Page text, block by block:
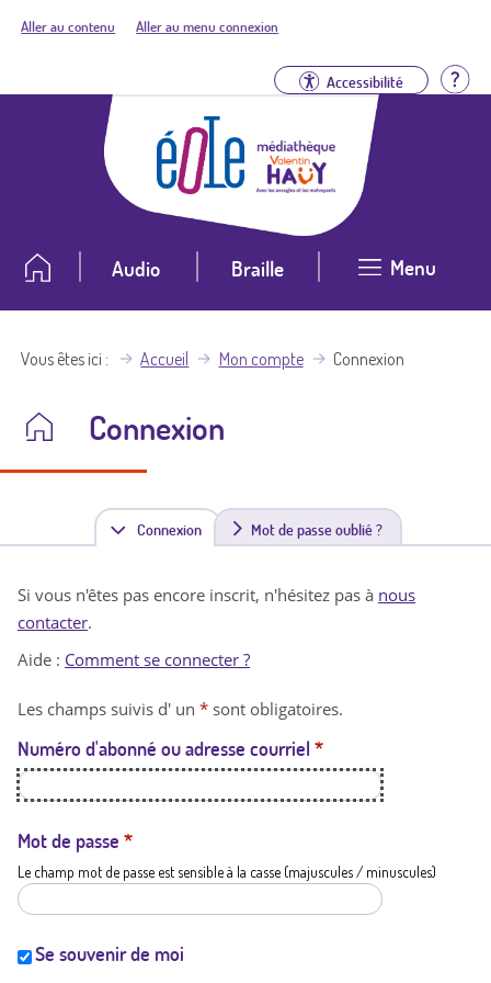
Aller au contenu Aller au menu connexion
Accessibilité
Audio Braille Menu
Vous êtes ici Accueil Mon compte Connexion
Connexion
Connexion(
n
t
a
t
i
Mot de passe oublié ?
Si vous n'êtes pas encore inscrit, n'hésitez pas à nous
contacter.
Aide : Comment se connecter ?
Les champs suivis d' un * sont obligatoires.
Numéro d'abonné ou adresse courriel *
Mot de passe *
Le champ mot de passe est sensible à la casse (majuscules / minuscules)
Se souvenir de moi